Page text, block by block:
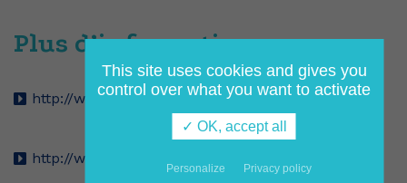
Plus d’information sur :
http://www.agence-biomedecine.fr
http://www.dondorganes.fr
This site uses cookies and gives you
control over what you want to activate
✓ OK, accept all
Personalize Privacy policy